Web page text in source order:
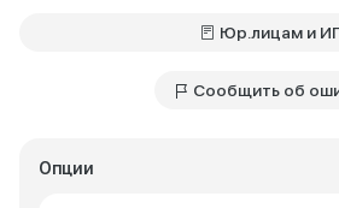
Опции
Юр.лицам и
Сообщить об